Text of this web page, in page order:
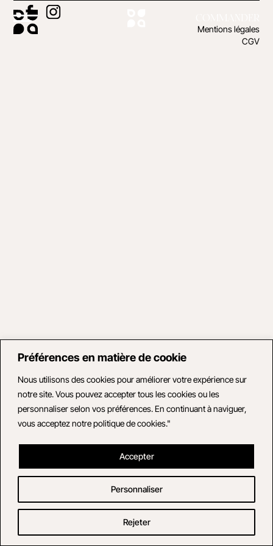
Préférences en matière de cookie
Nous utilisons des cookies pour améliorer votre expérience sur
notre site. Vous pouvez accepter tous les cookies ou les
personnaliser selon vos préférences. En continuant à naviguer,
vous acceptez notre politique de cookies."
Personnaliser
Rejeter
Accepter
Mentions légales
CGV